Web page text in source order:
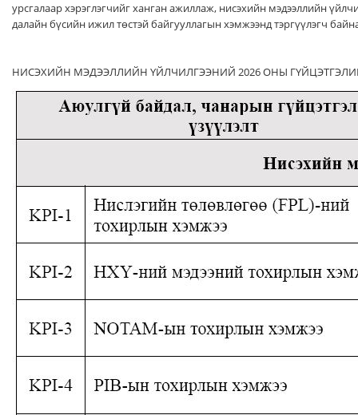
урсгалаар хэрэглэгчийг ханган ажиллаж, нисэхийн мэдээллийн
далайн бүсийн ижил төстэй байгууллагын хэмжээнд тэргүүлэгч
НИСЭХИЙН МЭДЭЭЛЛИЙН ҮЙЛЧИЛГЭЭНИЙ 2026 ОНЫ